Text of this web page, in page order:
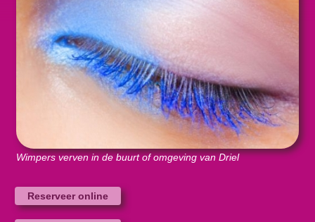
Wimpers verven in de buurt of omgeving van Driel
Reserveer online